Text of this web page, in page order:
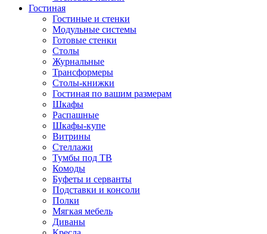
Гостиная
Гостиные и стенки
Модульные системы
Готовые стенки
Столы
Журнальные
Трансформеры
Столы-книжки
Гостиная по вашим размерам
Шкафы
Распашные
Шкафы-купе
Витрины
Стеллажи
Тумбы под ТВ
Комоды
Буфеты и серванты
Подставки и консоли
Полки
Мягкая мебель
Диваны